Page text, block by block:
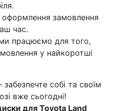
оформлення замовлення
час.
працюємо для того,
у найкоротші
собі та своїм
вже сьогодні!
для Toyota Land